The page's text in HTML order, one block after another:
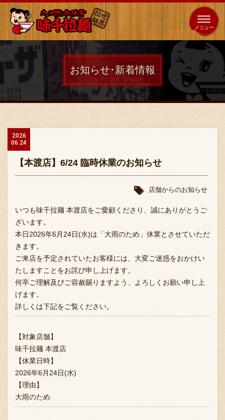
全国
展開 海外 653 店 64 店
ホーム
お問い合わせ
お知らせ･新着情報
2026
06.24
【本渡店】6/24 臨時休業のお知らせ
店舗からのお知らせ
いつも味千拉麺 本渡店をご愛顧くださり、誠にありがとうご
ざいます。
本日2026年6月24日(水)は「大雨のため」休業とさせていただ
きます。
ご来店を予定されていたお客様には、大変ご迷惑をおかけい
たしますことをお詫び申し上げます。
何卒ご理解及びご容赦賜りますよう、よろしくお願い申し上
げます。
詳しくは下記をご覧ください。
【対象店舗】
味千拉麺 本渡店
【休業日時】
2026年6月24日(水)
【理由】
大雨のため